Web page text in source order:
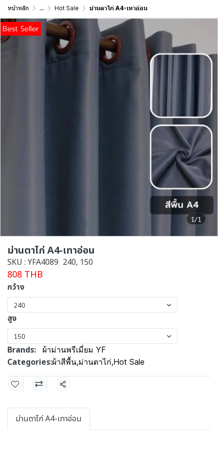
หน้าหลัก ... Hot Sale ม่านตาไก่ A4-เทาอ่อน
1/1
Best Seller
ม่านตาไก่ A4-เทาอ่อน
SKU : YFA4089 240, 150
808 THB
กว้าง
240
สูง
150
Brands: ผ้าม่านพรีเมี่ยม YF
Categories:ผ้าสีพื้น,ม่านตาไก่,Hot Sale
Share
ม่านตาไก่ A4-เทาอ่อน